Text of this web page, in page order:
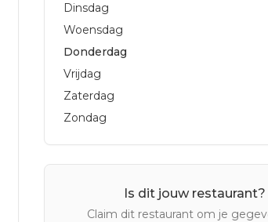
Dinsdag
Woensdag
Donderdag
Vrijdag
Zaterdag
Zondag
Is dit jouw restaurant?
Claim dit restaurant om je